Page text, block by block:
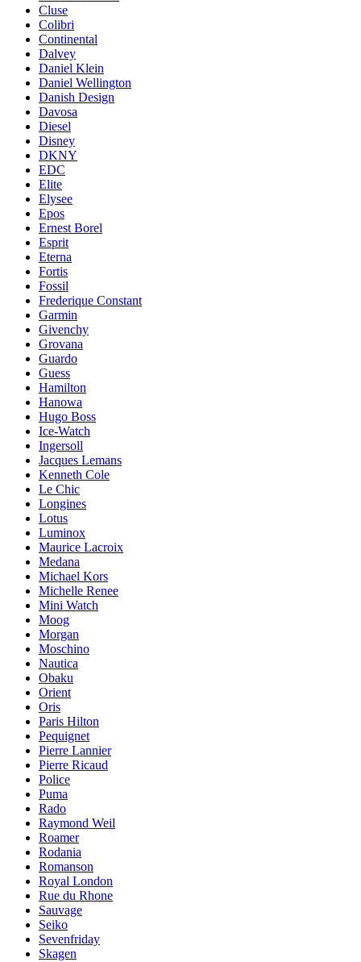
Cluse
Colibri
Continental
Dalvey
Daniel Klein
Daniel Wellington
Danish Design
Davosa
Diesel
Disney
DKNY
EDC
Elite
Elysee
Epos
Ernest Borel
Esprit
Eterna
Fortis
Fossil
Frederique Constant
Garmin
Givenchy
Grovana
Guardo
Guess
Hamilton
Hanowa
Hugo Boss
Ice-Watch
Ingersoll
Jacques Lemans
Kenneth Cole
Le Chic
Longines
Lotus
Luminox
Maurice Lacroix
Medana
Michael Kors
Michelle Renee
Mini Watch
Moog
Morgan
Moschino
Nautica
Obaku
Orient
Oris
Paris Hilton
Pequignet
Pierre Lannier
Pierre Ricaud
Police
Puma
Rado
Raymond Weil
Roamer
Rodania
Romanson
Royal London
Rue du Rhone
Sauvage
Seiko
Sevenfriday
Skagen